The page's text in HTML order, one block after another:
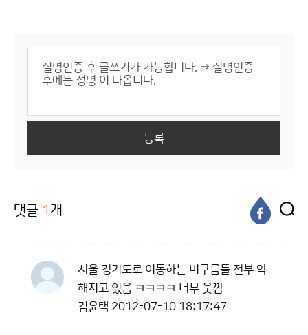
등록
댓글 1 개
서울 경기도로 이동하는 비구름들 전부 약
해지고 있음 ㅋㅋㅋㅋ 너무 웃낌
김윤택 2012-07-10 18:17:47